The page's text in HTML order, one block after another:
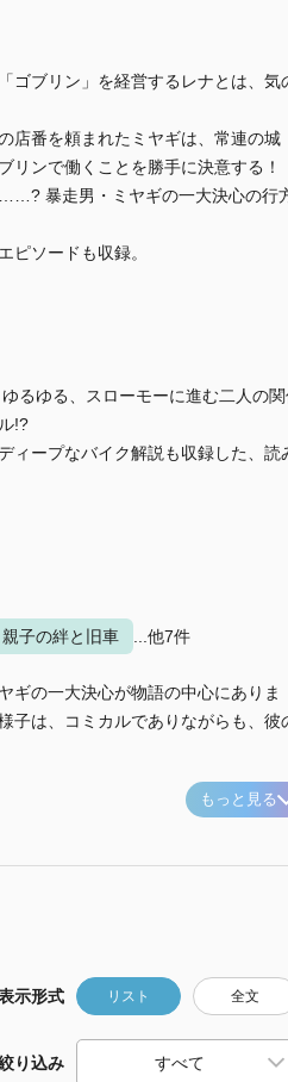
ゴブリン」を経営するレナとは、気
店番を頼まれたミヤギは、常連の城
リンで働くことを勝手に決意する！
暴走男・ミヤギの一大決心の行
ピソードも収録。
るゆる、スローモーに進む二人の
!?
ィープなバイク解説も収録した、読
親子の絆と旧車 ...他7件
ギの一大決心が物語の中心にありま
子は、コミカルでありながらも、彼
もっと見る
示形式 リスト 全文
り込み